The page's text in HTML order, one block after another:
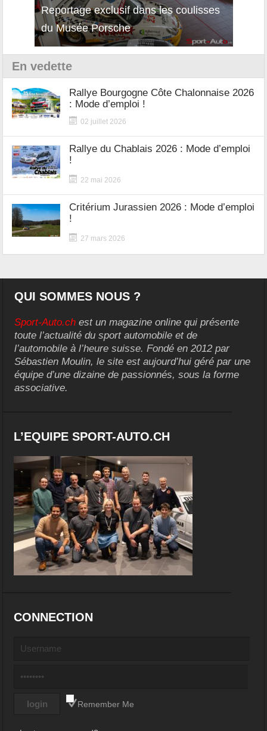
Reportage exclusif dans les coulisses
du Musée Porsche
En vedette
Rallye Bourgogne Côte Chalonnaise 2026
: Mode d’emploi !
02 juillet 2026
Rallye du Chablais 2026 : Mode d’emploi
!
22 mai 2026
Critérium Jurassien 2026 : Mode d’emploi
!
27 mars 2026
QUI SOMMES NOUS ?
Sport-Auto.ch est un magazine online qui présente
toute l’actualité du sport automobile et de
l’automobile à l’heure suisse. Fondé en 2012 par
Sébastien Moulin, le site est aujourd’hui géré par une
équipe d’une dizaine de passionnés, sous la forme
associative.
L’EQUIPE SPORT-AUTO.CH
CONNECTION
Remember Me